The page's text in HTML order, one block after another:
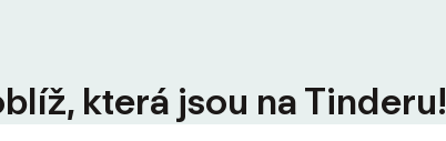
která jsou na Tinderu!